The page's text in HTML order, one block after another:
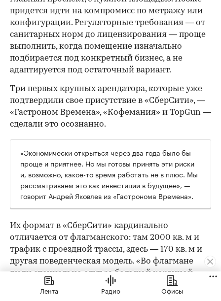
придется идти на компромисс по метражу или
конфигурации. Регуляторные требования — от
санитарных норм до лицензирования — проще
выполнить, когда помещение изначально
подбирается под конкретный бизнес, а не
адаптируется под остаточный вариант.
Три первых крупных арендатора, которые уже
подтвердили свое присутствие в «СберСити», —
«Гастроном Времена», «Кофемания» и TopGun —
сделали это осознанно.
«Экономически открыться через два года было бы
проще и приятнее. Но мы готовы принять эти риски
и, возможно, какое-то время работать не в плюс. Мы
рассматриваем это как инвестиции в будущее», —
говорит Андрей Яковлев из «Гастронома Времена».
Их формат в «СберСити» кардинально
отличается от флагманского: там 2000 кв. м и
трафик с проездной трассы, здесь — 170 кв. м и
другая поведенческая модель. «Во флагмане
люди специально едут за большой корзиной.
Тут — докупить хлеб или молоко по пути с
работы», — объясняет он. По уровню дохода
Лента Радио Офисы